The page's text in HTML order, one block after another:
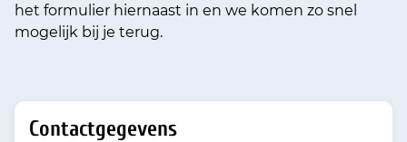
het formulier hiernaast in en we komen zo snel
mogelijk bij je terug.
Contactgegevens